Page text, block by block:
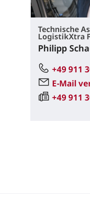
Technische
LogistikXtra
Philipp
+49 911
E-Mail
+49 911